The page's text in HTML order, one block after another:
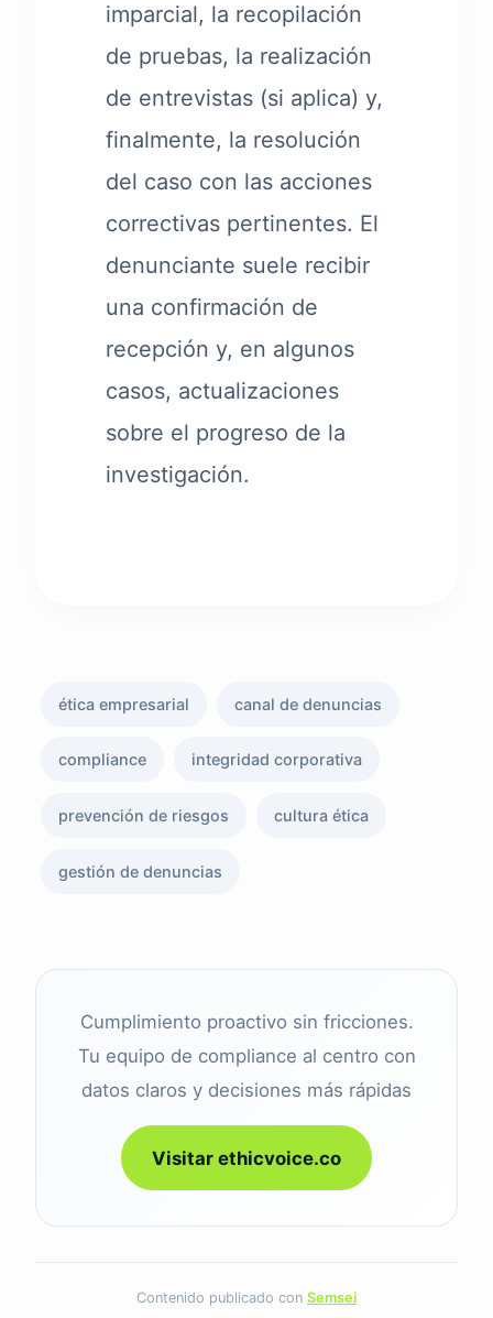
imparcial, la recopilación
de pruebas, la realización
de entrevistas (si aplica) y,
finalmente, la resolución
del caso con las acciones
correctivas pertinentes. El
denunciante suele recibir
una confirmación de
recepción y, en algunos
casos, actualizaciones
sobre el progreso de la
investigación.
ética empresarial canal de denuncias
compliance integridad corporativa
prevención de riesgos cultura ética
gestión de denuncias
Cumplimiento proactivo sin fricciones.
Tu equipo de compliance al centro con
datos claros y decisiones más rápidas
Visitar ethicvoice.co
Contenido publicado con Semsei